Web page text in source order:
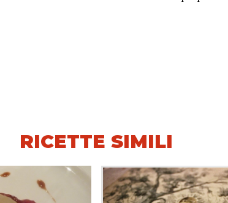
RICETTE SIMILI